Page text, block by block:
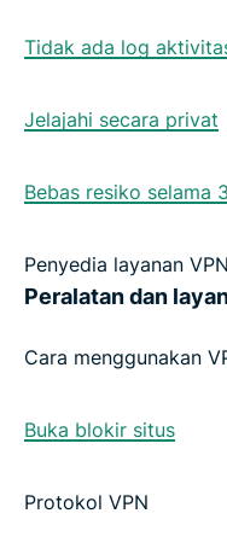
Tidak ada log
Jelajahi secara privat
Bebas resiko selama
Penyedia layanan VPN
Peralatan dan
Cara menggunakan
Buka blokir situs
Protokol VPN